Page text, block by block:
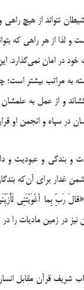
نتواند از هیچ
لذا از هر راهی که
در امان
به مراتب بیشتر
و از عمل به
در سپاه و انجمن او
بندگی و عبودیت و
غدار برای آن‌که
رَبِّ بِما أَغْوَیْتَنِی
در زمین مادیات را
شریف قرآن مقابل